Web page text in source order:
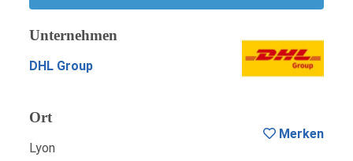
Unternehmen
DHL Group
Ort
Lyon
Merken